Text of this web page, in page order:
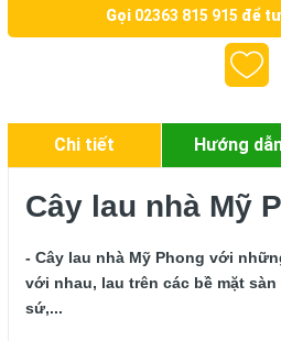
Gọi 02363 815 915 để
Chi tiết Hướng
Cây lau nhà Mỹ
- Cây lau nhà Mỹ Phong với
với nhau, lau trên các bề mặt
sứ,...